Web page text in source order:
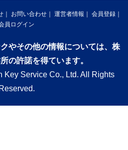
お問い合わせ 運営者情報
会員登録
員ログイン
やその他の情報については、株
の許諾を得ています。
Service Co., Ltd. All Rights
Reserved.